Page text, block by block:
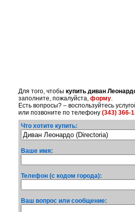
Для того, чтобы купить диван
заполните, пожалуйста, форму.
Есть вопросы? – воспользуйтесь
или позвоните по телефону (343) 366-
Что хотите купить:
Ваше имя:
Телефон (с кодом города):
Ваш вопрос или сообщение: